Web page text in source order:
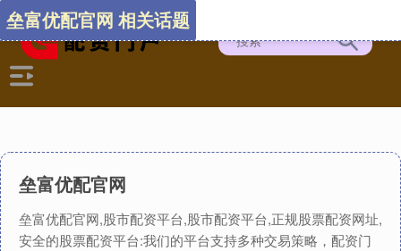
垒富优配官网
垒富优配官网,股市配资平台,股市配资平台,正规股票配资网址,
安全的股票配资平台:我们的平台支持多种交易策略，配资门
垒富优配官网 相关话题